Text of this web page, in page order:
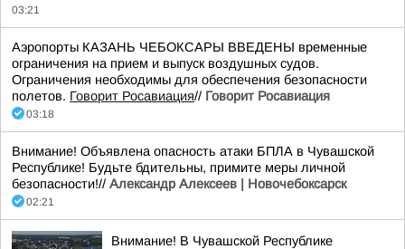
03:21
Аэропорты КАЗАНЬ ЧЕБОКСАРЫ ВВЕДЕНЫ временные
ограничения на прием и выпуск воздушных судов.
Ограничения необходимы для обеспечения безопасности
полетов. Говорит Росавиация// Говорит Росавиация
03:18
Внимание! Объявлена опасность атаки БПЛА в Чувашской
Республике! Будьте бдительны, примите меры личной
безопасности!// Александр Алексеев | Новочебоксарск
02:21
Внимание! В Чувашской Республике